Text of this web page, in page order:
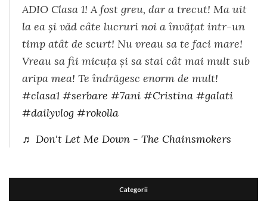
ADIO Clasa 1! A fost greu, dar a trecut! Ma uit
la ea și văd câte lucruri noi a învățat intr-un
timp atât de scurt! Nu vreau sa te faci mare!
Vreau sa fii micuța și sa stai cât mai mult sub
aripa mea! Te îndrăgesc enorm de mult!
#clasa1 #serbare #7ani #Cristina #galati
#dailyvlog #rokolla
♬ Don't Let Me Down - The Chainsmokers
Categorii